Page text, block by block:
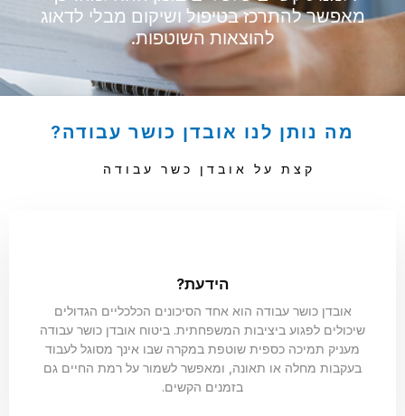
font_download סמן קישורים
לאפס
כל
cached
מאפשר להתרכז בטיפול ושיקום מבלי לדאוג
להוצאות השוטפות.
מה נותן לנו אובדן כושר עבודה?
קצת על אובדן כשר עבודה
הידעת?
אובדן כושר עבודה הוא אחד הסיכונים הכלכליים הגדולים
שיכולים לפגוע ביציבות המשפחתית. ביטוח אובדן כושר עבודה
מעניק תמיכה כספית שוטפת במקרה שבו אינך מסוגל לעבוד
בעקבות מחלה או תאונה, ומאפשר לשמור על רמת החיים גם
בזמנים הקשים.